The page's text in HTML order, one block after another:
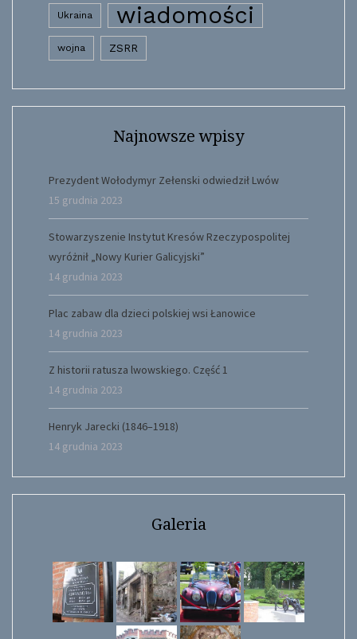
Ukraina wiadomości
wojna ZSRR
Najnowsze wpisy
Prezydent Wołodymyr Zełenski odwiedził Lwów
15 grudnia 2023
Stowarzyszenie Instytut Kresów Rzeczypospolitej
wyróżnił „Nowy Kurier Galicyjski”
14 grudnia 2023
Plac zabaw dla dzieci polskiej wsi Łanowice
14 grudnia 2023
Z historii ratusza lwowskiego. Część 1
14 grudnia 2023
Henryk Jarecki (1846–1918)
14 grudnia 2023
Galeria